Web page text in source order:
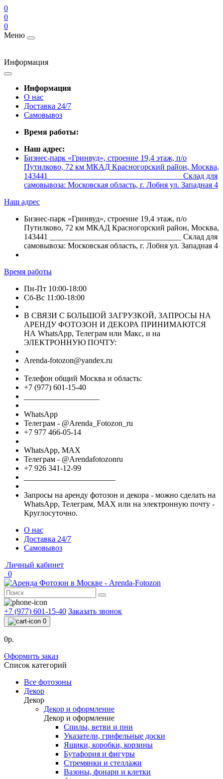
0
0
0
Меню
Информация
Информация
О нас
Доставка 24/7
Самовывоз
Время работы:
Наш адрес:
Бизнес-парк «Гринвуд», строение 19,4 этаж, п/о
Путилково, 72 км МКАД Красногорский район, Москва,
143441 _________________________________ Склад для
самовывоза: Московская область, г. Лобня ул. Западная 4
Наш адрес
Бизнес-парк «Гринвуд», строение 19,4 этаж, п/о
Путилково, 72 км МКАД Красногорский район, Москва,
143441 _________________________________ Склад для
самовывоза: Московская область, г. Лобня ул. Западная 4
Время работы
Пн-Пт 10:00-18:00
Сб-Вс 11:00-18:00
В СВЯЗИ С БОЛЬШОЙ ЗАГРУЗКОЙ, ЗАПРОСЫ НА
АРЕНДУ ФОТОЗОН И ДЕКОРА ПРИНИМАЮТСЯ
НА WhatsApp, Телеграм или Макс, и на
ЭЛЕКТРОННУЮ ПОЧТУ:
Arenda-fotozon@yandex.ru
Телефон общий Москва и область:
+7 (977) 601-15-40
WhatsApp
Телеграм - @Arenda_Fotozon_ru
+7 977 466-05-14
WhatsApp, МАХ
Телеграм - @Arendafotozonru
+7 926 341-12-99
Запросы на аренду фотозон и декора - можно сделать на
WhatsApp, Телеграм, МАХ или на электронную почту -
Круглосуточно.
О нас
Доставка 24/7
Самовывоз
Личный кабинет
0
+7 (977) 601-15-40 Заказать звонок
0
0р.
Оформить заказ
Список категорий
Все фотозоны
Декор
Декор
Декор и оформление
Декор и оформление
Спилы, ветви и пни
Указатели, грифельные доски
Ящики, коробки, корзины
Бутафория и фигуры
Стремянки и стеллажи
Вазоны, фонари и клетки